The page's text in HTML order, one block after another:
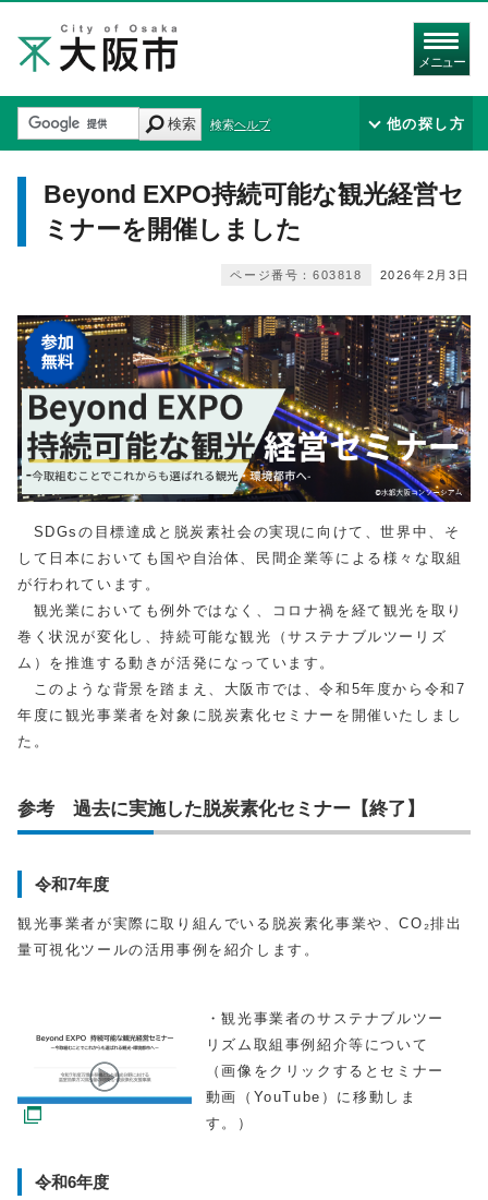
メニュー
検索 検索ヘルプ 他の探し方
Beyond EXPO持続可能な観光経営セ
ミナーを開催しました
2026年2月3日
ページ番号：603818
SDGsの目標達成と脱炭素社会の実現に向けて、世界中、そ
して日本においても国や自治体、民間企業等による様々な取組
が行われています。
観光業においても例外ではなく、コロナ禍を経て観光を取り
巻く状況が変化し、持続可能な観光（サステナブルツーリズ
ム）を推進する動きが活発になっています。
このような背景を踏まえ、大阪市では、令和5年度から令和7
年度に観光事業者を対象に脱炭素化セミナーを開催いたしまし
た。
参考 過去に実施した脱炭素化セミナー【終了】
令和7年度
観光事業者が実際に取り組んでいる脱炭素化事業や、CO₂排出
量可視化ツールの活用事例を紹介します。
・観光事業者のサステナブルツー
リズム取組事例紹介等について
（画像をクリックするとセミナー
動画（YouTube）に移動しま
す。）
令和6年度